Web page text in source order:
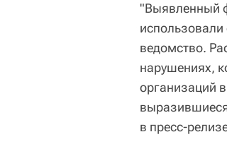
"Выявленный
ведомство.
нарушениях,
организаций
в пресс-